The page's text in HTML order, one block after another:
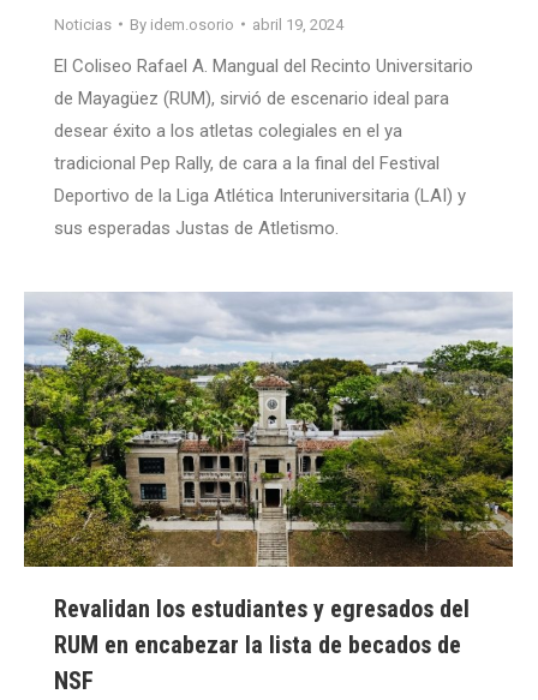
Noticias By idem.osorio abril 19, 2024
El Coliseo Rafael A. Mangual del Recinto Universitario
de Mayagüez (RUM), sirvió de escenario ideal para
desear éxito a los atletas colegiales en el ya
tradicional Pep Rally, de cara a la final del Festival
Deportivo de la Liga Atlética Interuniversitaria (LAI) y
sus esperadas Justas de Atletismo.
Revalidan los estudiantes y egresados del
RUM en encabezar la lista de becados de
NSF